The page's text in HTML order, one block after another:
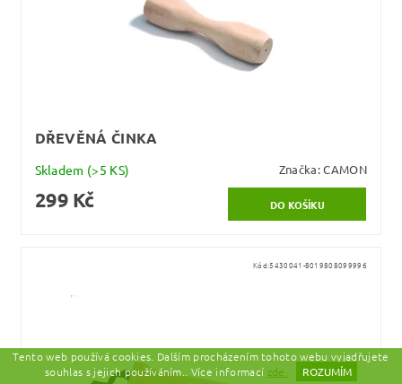
DŘEVĚNÁ ČINKA
Skladem (>5 KS) Značka:CAMON
299 Kč
Kód:5430041-8019808099996
Tento web používá cookies. Dalším procházením tohoto webu vyjadřujete
souhlas s jejich používáním.. Více informací zde. ROZUMÍM